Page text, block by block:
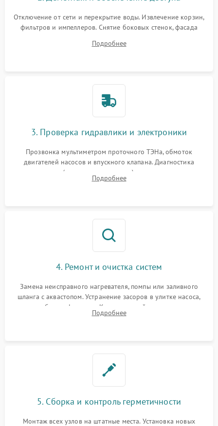
Отключение от сети и перекрытие воды. Извлечение корзин,
фильтров и импеллеров. Снятие боковых стенок, фасада
циркуляционному насосу, ТЭНу и сливной помпе.
Подробнее
3. Проверка гидравлики и электроники
Прозвонка мультиметром проточного ТЭНа, обмоток
двигателей насосов и впускного клапана. Диагностика
прессостата (датчика уровня воды), датчика мутности,
концевика дверцы и электронного модуля управления.
Подробнее
4. Ремонт и очистка систем
Замена неисправного нагревателя, помпы или заливного
шланга с аквастопом. Устранение засоров в улитке насоса,
патрубках и фильтрах. Компонентный ремонт платы
управления, восстановление поврежденной проводки.
Подробнее
5. Сборка и контроль герметичности
Монтаж всех узлов на штатные места. Установка новых